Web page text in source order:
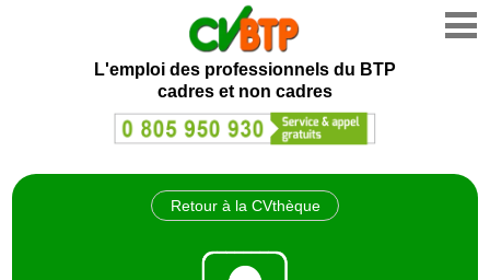
L'emploi des professionnels du BTP
cadres et non cadres
Retour à la CVthèque